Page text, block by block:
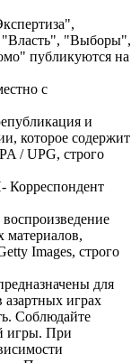
"Власть", "Выборы",
публикуются на
с
и
которое содержит
/ UPG, строго
Корреспондент
материалов,
Images, строго
для
азартных играх
Соблюдайте
игры. При